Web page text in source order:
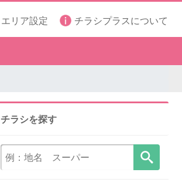
リア設定 チラシプラスについて
チラシを探す